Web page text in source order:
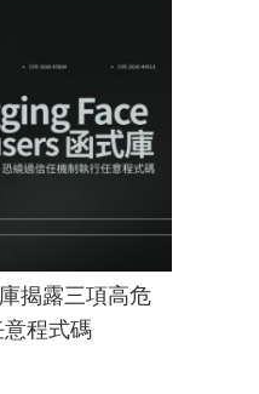
揭露三項高危
程式碼